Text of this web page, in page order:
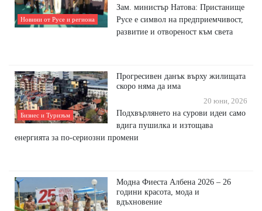
Новини от Русе и региона
Зам. министър Натова: Пристанище
Русе е символ на предприемчивост,
развитие и отвореност към света
Бизнес и Туризъм
Прогресивен данък върху жилищата
скоро няма да има
20 юни, 2026
Подхвърлянето на сурови идеи само
вдига пушилка и изтощава
енергията за по-сериозни промени
Модна Фиеста Албена 2026 – 26
години красота, мода и
вдъхновение